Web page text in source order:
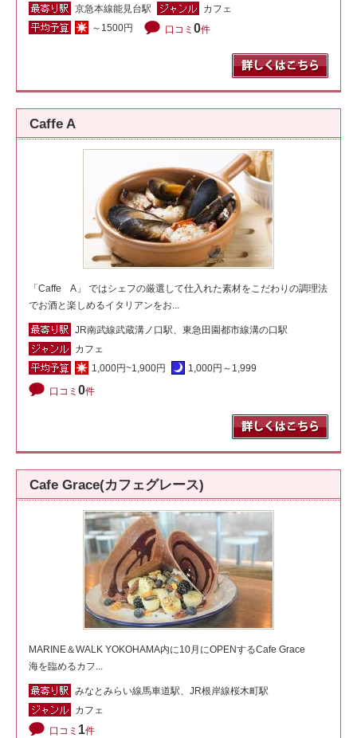
京急本線能見台駅
カフェ
～1500円
口コミ 0件
Caffe A
「Caffe A」 ではシェフの厳選して仕入れた素材をこだわりの調理法
でお酒と楽しめるイタリアンをお...
JR南武線武蔵溝ノ口駅、東急田園都市線溝の口駅
カフェ
1,000円~1,900円
1,000円～1,999
口コミ 0件
Cafe Grace(カフェグレース)
MARINE＆WALK YOKOHAMA内に10月にOPENするCafe Grace
海を臨めるカフ...
みなとみらい線馬車道駅、JR根岸線桜木町駅
カフェ
口コミ 1件